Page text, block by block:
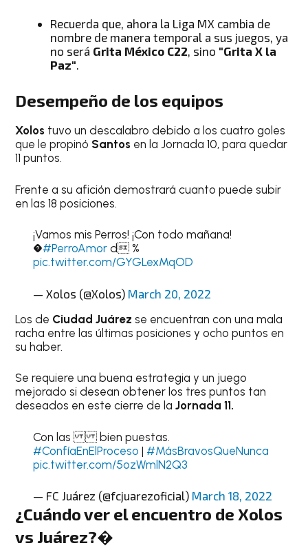
Recuerda que, ahora la Liga MX cambia de
nombre de manera temporal a sus juegos, ya
no será Grita México C22 , sino "Grita X la
Paz"
Desempeño de los equipos
Xolos tuvo un descalabro debido a los cuatro goles
que le propinó Santos en la Jornada 10, para quedar
11 puntos.
Frente a su afición demostrará cuanto puede subir
en las 18 posiciones.
¡Vamos mis Perros! ¡Con todo mañana!
�#PerroAmord %
pic.twitter.com/GYGLexMqOD
— Xolos (@Xolos) March 20, 2022
Los de Ciudad Juárez se encuentran con una mala
racha entre las últimas posiciones y ocho puntos en
su haber.
Se requiere una buena estrategia y un juego
mejorado si desean obtener los tres puntos tan
deseados en este cierre de laJornada 11.
Con las bien puestas.
#ConfíaEnElProceso | #MásBravosQueNunca
pic.twitter.com/5ozWmlN2Q3
— FC Juárez (@fcjuarezoficial) March 18, 2022
¿Cuándo ver el encuentro de Xolos
vs Juárez?�